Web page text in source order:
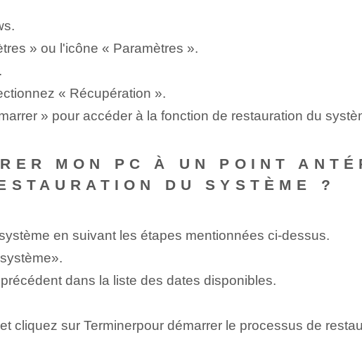
» ou l'icône « Paramètres ».
« Récupération ».
» pour ‌accéder​ à la fonction de restauration du
MON PC À UN POINT
DU SYSTÈME ?
en suivant les étapes mentionnées ci-dessus.
dans la liste des dates disponibles.
⁤cliquez sur ⁤Terminer⁤pour démarrer le processus de